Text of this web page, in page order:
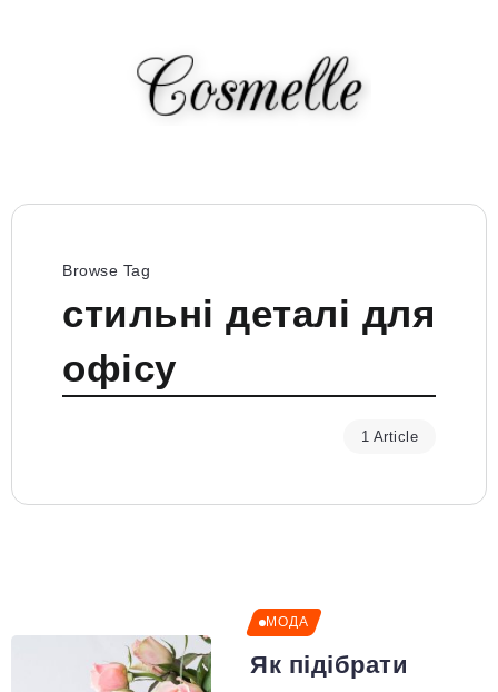
Browse Tag
стильні деталі для
офісу
1 Article
МОДА
Як підібрати